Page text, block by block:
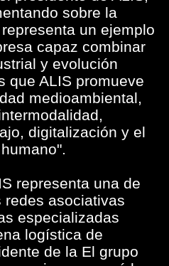
sobre la
un ejemplo
capaz combinar
y evolución
que ALIS promueve
medioambiental,
digitalización y el
representa una de
redes asociativas
especializadas
logística de
de la El grupo